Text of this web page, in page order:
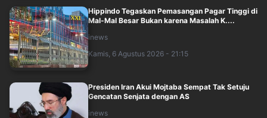
Hippindo Tegaskan Pemasangan Pagar Tinggi di
Mal-Mal Besar Bukan karena Masalah K....
inews
Kamis, 6 Agustus 2026 - 21:15
Presiden Iran Akui Mojtaba Sempat Tak Setuju
Gencatan Senjata dengan AS
inews